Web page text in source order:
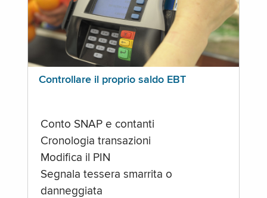
Controllare il proprio saldo EBT
Conto SNAP e contanti
Cronologia transazioni
Modifica il PIN
Segnala tessera smarrita o
danneggiata